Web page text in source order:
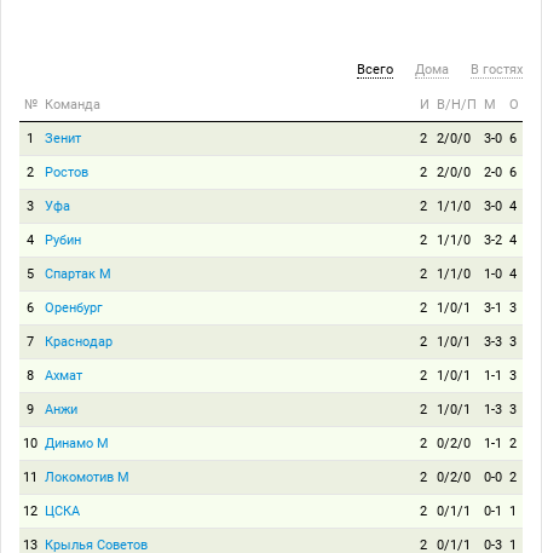
Всего Дома В гостях
№ Команда И В/Н/П М О
1 Зенит 2 2/0/0 3-0 6
2 Ростов 2 2/0/0 2-0 6
3 Уфа 2 1/1/0 3-0 4
4 Рубин 2 1/1/0 3-2 4
5 Спартак М 2 1/1/0 1-0 4
6 Оренбург 2 1/0/1 3-1 3
7 Краснодар 2 1/0/1 3-3 3
8 Ахмат 2 1/0/1 1-1 3
9 Анжи 2 1/0/1 1-3 3
10 Динамо М 2 0/2/0 1-1 2
11 Локомотив М 2 0/2/0 0-0 2
12 ЦСКА 2 0/1/1 0-1 1
13 Крылья Советов 2 0/1/1 0-3 1